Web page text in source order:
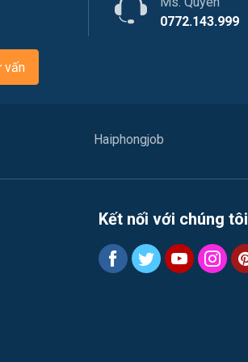
Thể dục - thể thao
Lái xe
Tiếng Nhật
Việc làm Tân Hưng
Việc làm Ái Quốc
Việc làm Chí Linh
Việc làm Trần Hưng Đạo
0772.143.999
vấn
Haiphongjob
Kết nối với chúng tôi